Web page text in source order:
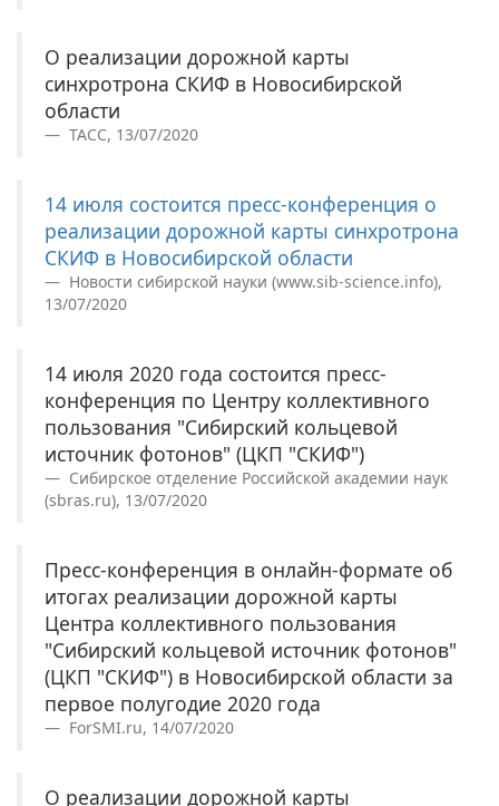
О реализации дорожной карты
синхротрона СКИФ в Новосибирской
области
ТАСС, 13/07/2020
14 июля состоится пресс-конференция о
реализации дорожной карты синхротрона
СКИФ в Новосибирской области
Новости сибирской науки (www.sib-science.info),
13/07/2020
14 июля 2020 года состоится пресс-
конференция по Центру коллективного
пользования "Сибирский кольцевой
источник фотонов" (ЦКП "СКИФ")
Сибирское отделение Российской академии наук
(sbras.ru), 13/07/2020
Пресс-конференция в онлайн-формате об
итогах реализации дорожной карты
Центра коллективного пользования
"Сибирский кольцевой источник фотонов"
(ЦКП "СКИФ") в Новосибирской области за
первое полугодие 2020 года
ForSMI.ru, 14/07/2020
О реализации дорожной карты